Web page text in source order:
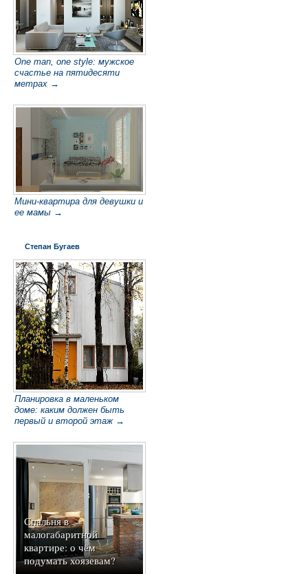
One man, one style: мужское
счастье на пятидесяти
метрах →
Мини-квартира для девушки и
ее мамы →
Степан Бугаев
Планировка в маленьком
доме: каким должен быть
первый и второй этаж →
Спальня в
малогабаритной
квартире: о чём
подумать хоязевам?